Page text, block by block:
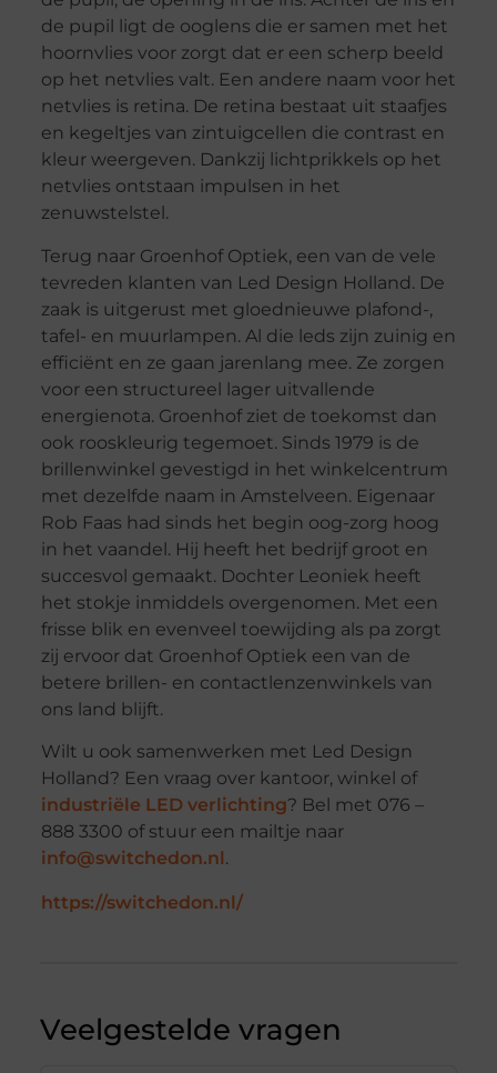
de pupil ligt de ooglens die er samen met het
hoornvlies voor zorgt dat er een scherp beeld
op het netvlies valt. Een andere naam voor het
netvlies is retina. De retina bestaat uit staafjes
en kegeltjes van zintuigcellen die contrast en
kleur weergeven. Dankzij lichtprikkels op het
netvlies ontstaan impulsen in het
zenuwstelstel.
Terug naar Groenhof Optiek, een van de vele
tevreden klanten van Led Design Holland. De
zaak is uitgerust met gloednieuwe plafond-,
tafel- en muurlampen. Al die leds zijn zuinig en
efficiënt en ze gaan jarenlang mee. Ze zorgen
voor een structureel lager uitvallende
energienota. Groenhof ziet de toekomst dan
ook rooskleurig tegemoet. Sinds 1979 is de
brillenwinkel gevestigd in het winkelcentrum
met dezelfde naam in Amstelveen. Eigenaar
Rob Faas had sinds het begin oog-zorg hoog
in het vaandel. Hij heeft het bedrijf groot en
succesvol gemaakt. Dochter Leoniek heeft
het stokje inmiddels overgenomen. Met een
frisse blik en evenveel toewijding als pa zorgt
zij ervoor dat Groenhof Optiek een van de
betere brillen- en contactlenzenwinkels van
ons land blijft.
Wilt u ook samenwerken met Led Design
Holland? Een vraag over kantoor, winkel of
industriële LED verlichting? Bel met 076 –
888 3300 of stuur een mailtje naar
info@switchedon.nl .
https://switchedon.nl/
Veelgestelde vragen